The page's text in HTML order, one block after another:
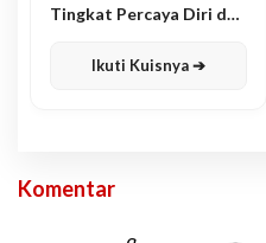
Tingkat Percaya Diri dan
Ikuti Kuisnya ➔
Komentar